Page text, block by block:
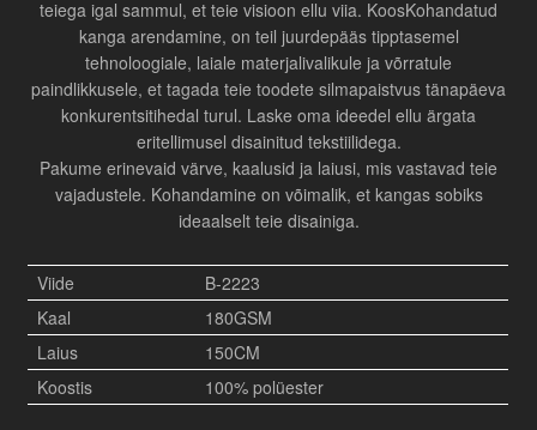
teiega igal sammul, et teie visioon ellu viia. KoosKohandatud
kanga arendamine, on teil juurdepääs tipptasemel
tehnoloogiale, laiale materjalivalikule ja võrratule
paindlikkusele, et tagada teie toodete silmapaistvus tänapäeva
konkurentsitihedal turul. Laske oma ideedel ellu ärgata
eritellimusel disainitud tekstiilidega.
Pakume erinevaid värve, kaalusid ja laiusi, mis vastavad teie
vajadustele. Kohandamine on võimalik, et kangas sobiks
ideaalselt teie disainiga.
Viide
B-2223
Kaal
180GSM
Laius
150CM
Koostis
100% polüester